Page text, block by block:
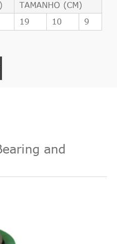
TAMANHO (CM)
19 10 9
and